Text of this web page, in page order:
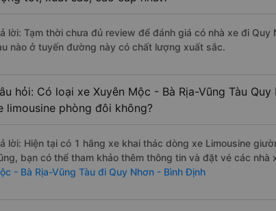
lời: Tạm thời chưa đủ review để đánh giá có nhà xe đi
nào ở tuyến đường này có chất lượng xuất sắc.
hỏi: Có loại xe Xuyên Mộc - Bà Rịa-Vũng Tàu
limousine phòng đôi không?
lời: Hiện tại có 1 hãng xe khai thác dòng xe Limousine
bạn có thể tham khảo thêm thông tin và đặt vé các nhà
- Bà Rịa-Vũng Tàu đi Quy Nhơn - Bình Định